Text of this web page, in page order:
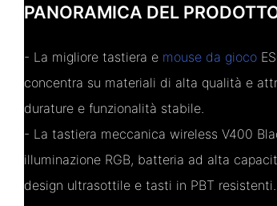
PANORAMICA DEL
- La migliore tastiera e mouse da gioco
concentra su materiali di alta qualità e
durature e funzionalità stabile.
- La tastiera meccanica wireless V400
illuminazione RGB, batteria ad alta
design ultrasottile e tasti in PBT resistenti.